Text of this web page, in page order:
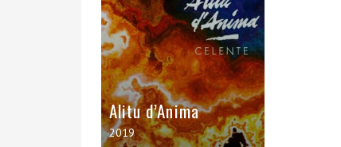
Alitu d’Anima
2019